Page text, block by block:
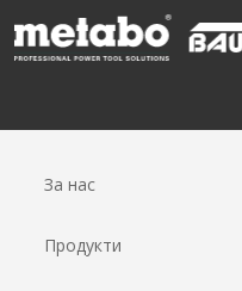
За нас
Продукти